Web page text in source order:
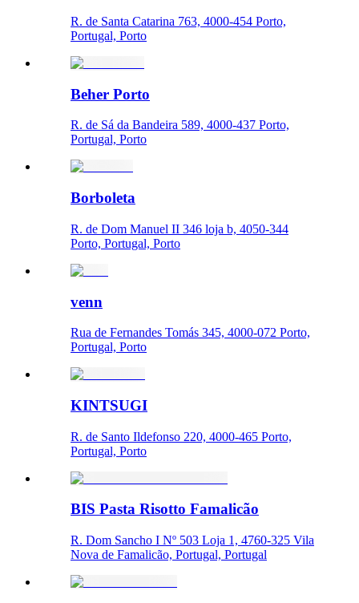
R. de Santa Catarina 763, 4000-454 Porto,
Portugal, Porto
Beher Porto
R. de Sá da Bandeira 589, 4000-437 Porto,
Portugal, Porto
Borboleta
R. de Dom Manuel II 346 loja b, 4050-344
Porto, Portugal, Porto
venn
Rua de Fernandes Tomás 345, 4000-072 Porto,
Portugal, Porto
KINTSUGI
R. de Santo Ildefonso 220, 4000-465 Porto,
Portugal, Porto
BIS Pasta Risotto Famalicão
R. Dom Sancho I Nº 503 Loja 1, 4760-325 Vila
Nova de Famalicão, Portugal, Portugal